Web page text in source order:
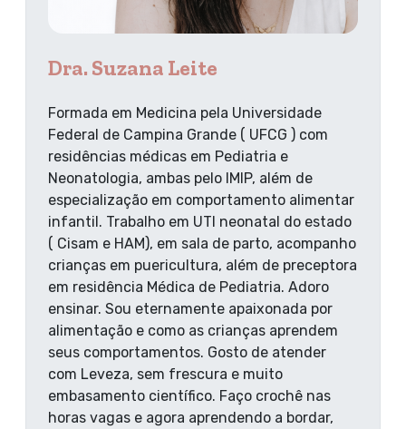
Dra. Suzana Leite
Formada em Medicina pela Universidade
Federal de Campina Grande ( UFCG ) com
residências médicas em Pediatria e
Neonatologia, ambas pelo IMIP, além de
especialização em comportamento alimentar
infantil. Trabalho em UTI neonatal do estado
( Cisam e HAM), em sala de parto, acompanho
crianças em puericultura, além de preceptora
em residência Médica de Pediatria. Adoro
ensinar. Sou eternamente apaixonada por
alimentação e como as crianças aprendem
seus comportamentos. Gosto de atender
com Leveza, sem frescura e muito
embasamento científico. Faço crochê nas
horas vagas e agora aprendendo a bordar,